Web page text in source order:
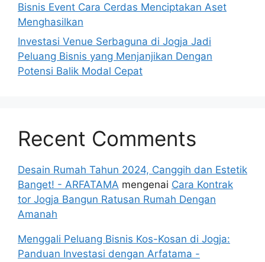
Bisnis Event Cara Cerdas Menciptakan Aset
Menghasilkan
Investasi Venue Serbaguna di Jogja Jadi
Peluang Bisnis yang Menjanjikan Dengan
Potensi Balik Modal Cepat
Recent Comments
Desain Rumah Tahun 2024, Canggih dan Estetik
Banget! - ARFATAMA mengenai Cara Kontrak
tor Jogja Bangun Ratusan Rumah Dengan
Amanah
Menggali Peluang Bisnis Kos-Kosan di Jogja:
Panduan Investasi dengan Arfatama -